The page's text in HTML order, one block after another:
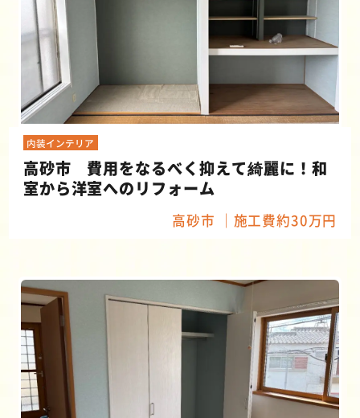
内装インテリア
高砂市 費用をなるべく抑えて綺麗に！和
室から洋室へのリフォーム
高砂市 施工費約30万円